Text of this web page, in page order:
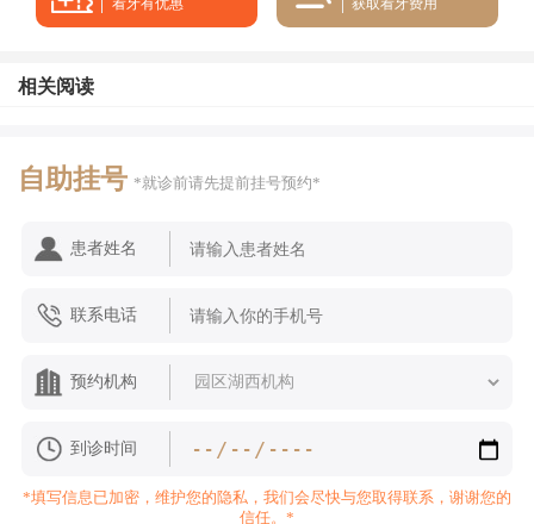
看牙有优惠 获取看牙费用
相关阅读
自助挂号 *就诊前请先提前挂号预约*
患者姓名
联系电话
预约机构
到诊时间
*填写信息已加密，维护您的隐私，我们会尽快与您取得联系，谢谢您的
信任。*